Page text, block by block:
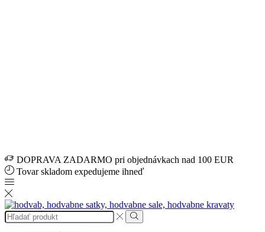
DOPRAVA ZADARMO pri objednávkach nad 100 EUR
Tovar skladom expedujeme ihneď
Search
input
Search